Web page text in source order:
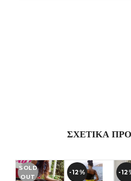
ΣΧΕΤΙΚΆ
SOLD
OUT
-12% -